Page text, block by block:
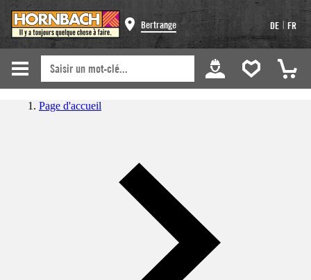
Bertrange DE | FR
Page d'accueil